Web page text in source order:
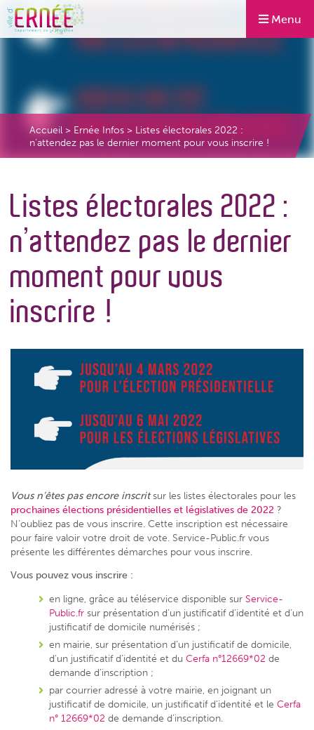
Menu
Accueil > Ernée Infos > Listes électorales 2022 :
n’attendez pas le dernier moment pour vous inscrire !
Listes électorales 2022 :
n’attendez pas le dernier
moment pour vous
inscrire !
Vous n’êtes pas encore inscrit sur les listes électorales pour les
prochaines élections présidentielles et législatives de 2022 ?
N’oubliez pas de vous inscrire. Cette inscription est nécessaire
pour faire valoir votre droit de vote. Service-Public.fr vous
présente les différentes démarches pour vous inscrire.
Vous pouvez vous inscrire :
en ligne, grâce au téléservice disponible sur Service-
Public.fr sur présentation d’un justificatif d’identité et d’un
justificatif de domicile numérisés ;
en mairie, sur présentation d’un justificatif de domicile,
d’un justificatif d’identité et du Cerfa n°12669*02 de
demande d’inscription ;
par courrier adressé à votre mairie, en joignant un
justificatif de domicile, un justificatif d’identité et le Cerfa
n° 12669*02 de demande d’inscription.